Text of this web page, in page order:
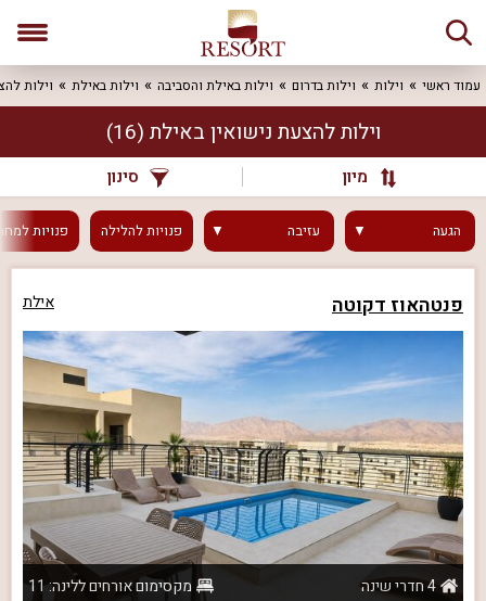
עמוד ראשי וילות וילות בדרום וילות באילת והסביבה וילות באילת וילות
וילות להצעת נישואין באילת (16)
מיון סינון
הגעה עזיבה פנויותלהלילה פנויות
פנטהאוז דקוטה אילת
4 חדרי שינה
מקסימום אורחים ללינה: 11